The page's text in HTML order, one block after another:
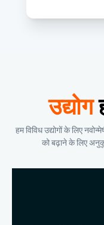
उद्योग
हम विविध उद्योगों के लिए
को बढ़ाने के लिए